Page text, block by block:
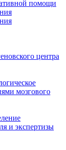
помощи
центра
мозгового
и экспертизы